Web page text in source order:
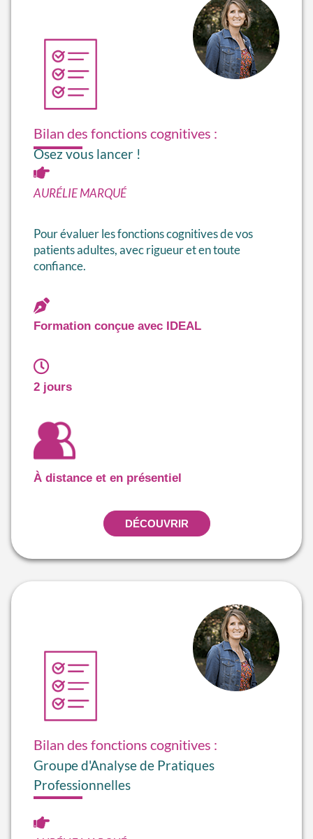
Bilan des fonctions cognitives :
Osez vous lancer !
AURÉLIE MARQUÉ
Pour évaluer les fonctions cognitives de vos
patients adultes, avec rigueur et en toute
confiance.
Formation conçue avec IDEAL
2 jours
À distance et en présentiel
DÉCOUVRIR
Bilan des fonctions cognitives :
Groupe d'Analyse de Pratiques
Professionnelles